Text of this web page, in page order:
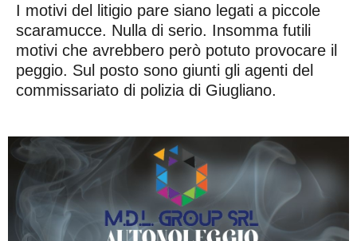
I motivi del litigio pare siano legati a piccole
scaramucce. Nulla di serio. Insomma futili
motivi che avrebbero però potuto provocare il
peggio. Sul posto sono giunti gli agenti del
commissariato di polizia di Giugliano.